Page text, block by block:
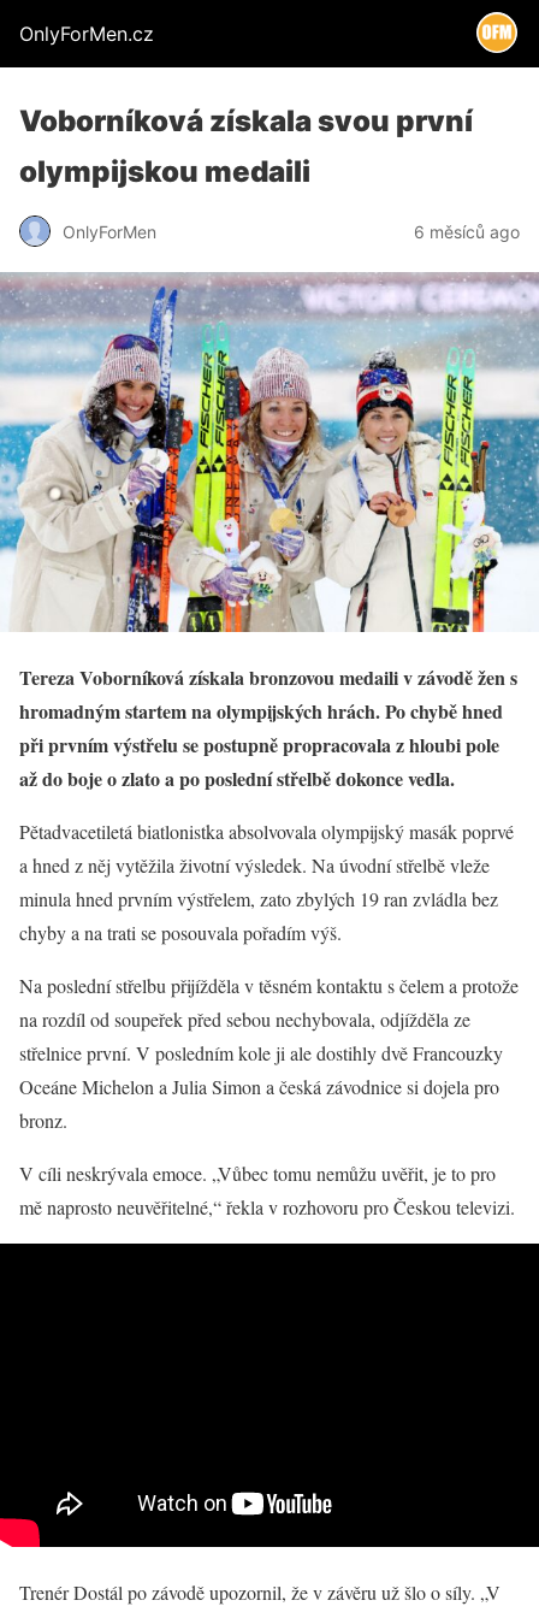
OnlyForMen.cz
Voborníková získala svou první
olympijskou medaili
OnlyForMen 6 měsíců ago
Tereza Voborníková získala bronzovou medaili v závodě žen s
hromadným startem na olympijských hrách. Po chybě hned
při prvním výstřelu se postupně propracovala z hloubi pole
až do boje o zlato a po poslední střelbě dokonce vedla.
Pětadvacetiletá biatlonistka absolvovala olympijský masák poprvé
a hned z něj vytěžila životní výsledek. Na úvodní střelbě vleže
minula hned prvním výstřelem, zato zbylých 19 ran zvládla bez
chyby a na trati se posouvala pořadím výš.
Na poslední střelbu přijížděla v těsném kontaktu s čelem a protože
na rozdíl od soupeřek před sebou nechybovala, odjížděla ze
střelnice první. V posledním kole ji ale dostihly dvě Francouzky
Oceáne Michelon a Julia Simon a česká závodnice si dojela pro
bronz.
V cíli neskrývala emoce. „Vůbec tomu nemůžu uvěřit, je to pro
mě naprosto neuvěřitelné,“ řekla v rozhovoru pro Českou televizi.
Trenér Dostál po závodě upozornil, že v závěru už šlo o síly. „V